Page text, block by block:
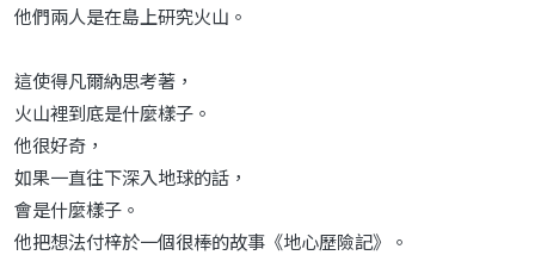
他們兩人是在島上研究火山。
這使得凡爾納思考著，
火山裡到底是什麼樣子。
他很好奇，
如果一直往下深入地球的話，
會是什麼樣子。
他把想法付梓於一個很棒的故事《地心歷險記》。